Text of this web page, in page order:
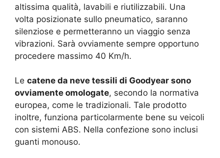
altissima qualità, lavabili e riutilizzabili. Una
volta posizionate sullo pneumatico, saranno
silenziose e permetteranno un viaggio senza
vibrazioni. Sarà ovviamente sempre opportuno
procedere massimo 40 Km/h.
Le catene da neve tessili di Goodyear sono
ovviamente omologate, secondo la normativa
europea, come le tradizionali. Tale prodotto
inoltre, funziona particolarmente bene su veicoli
con sistemi ABS. Nella confezione sono inclusi
guanti monouso.